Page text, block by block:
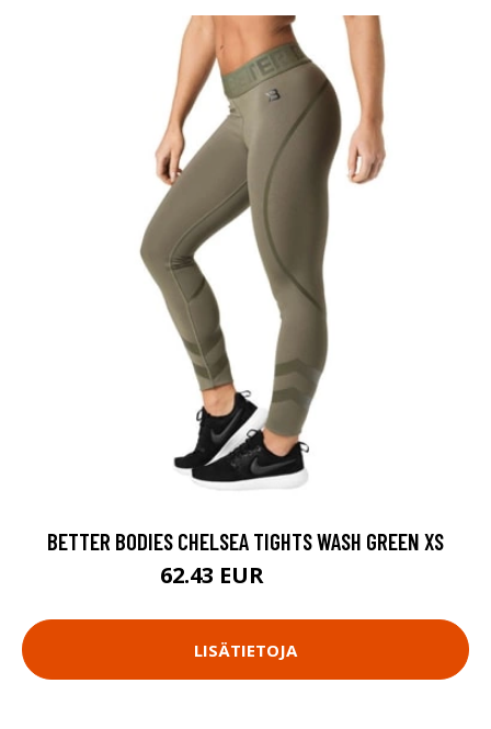
BETTER BODIES CHELSEA TIGHTS WASH GREEN XS
62.43 EUR
LISÄTIETOJA